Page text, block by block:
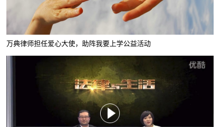
万典律师担任爱心大使，助阵我要上学公益活动